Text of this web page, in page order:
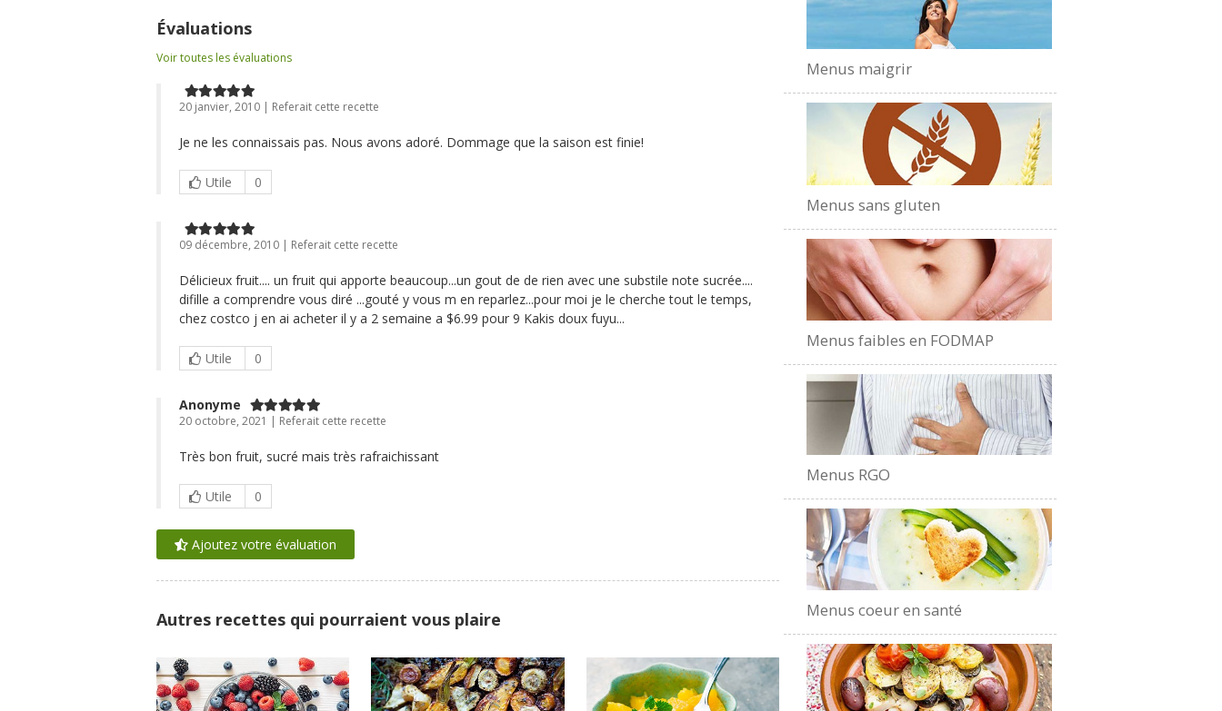
Évaluations
Voir toutes les évaluations
20 janvier, 2010 | Referait cette recette
Je ne les connaissais pas. Nous avons adoré. Dommage que la saison est finie!
Utile 0
09 décembre, 2010 | Referait cette recette
Délicieux fruit.... un fruit qui apporte beaucoup...un gout de de rien avec une substile note sucrée....
difille a comprendre vous diré ...gouté y vous m en reparlez...pour moi je le cherche tout le temps,
chez costco j en ai acheter il y a 2 semaine a $6.99 pour 9 Kakis doux fuyu...
Utile 0
Anonyme
20 octobre, 2021 | Referait cette recette
Très bon fruit, sucré mais très rafraichissant
Utile 0
Ajoutez votre évaluation
Autres recettes qui pourraient vous plaire
Menus maigrir
Menus sans gluten
Menus faibles en FODMAP
Menus RGO
Menus coeur en santé